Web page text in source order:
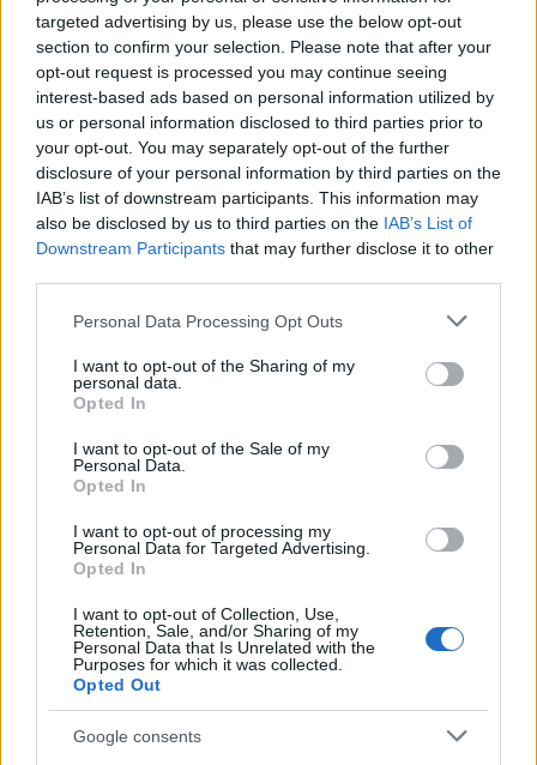
targeted advertising by us, please use the below opt-out
section to confirm your selection. Please note that after your
opt-out request is processed you may continue seeing
interest-based ads based on personal information utilized by
us or personal information disclosed to third parties prior to
your opt-out. You may separately opt-out of the further
disclosure of your personal information by third parties on the
IAB’s list of downstream participants. This information may
also be disclosed by us to third parties on the IAB’s List of
Downstream Participants that may further disclose it to other
Please note that this website/app uses one or more Google
not limited to your visit or usage behaviour. You may click to
grant or deny consent to Google and its third-party tags to
use your data for below specified purposes in below Google
consent section.
Personal Data Processing Opt Outs
I want to opt-out of the Sharing of my
personal data.
Opted In
I want to opt-out of the Sale of my
Personal Data.
Opted In
I want to opt-out of processing my
Personal Data for Targeted Advertising.
Opted In
I want to opt-out of Collection, Use,
Retention, Sale, and/or Sharing of my
Personal Data that Is Unrelated with the
Purposes for which it was collected.
Opted Out
Google consents
πάρουν την ευχή για τον γιο τους
5Τζο Μπάιντεν: «Ο καρκίνος έχει εξαπλωθεί,
είναι πολύ επώδυνο», λέει ο γιος του
Πιο σχολιασμένα
96 Βγήκαν ξανά τα μαχαίρια στην Ελπίδα
για τη Δημοκρατία: «Καρυστιανού,
Γρατσία και Γαλανός μετέτρεψαν το
κίνημα σε φοβικό αρχηγικό κόμμα»
Aναστέλλονται τα τακτικά ραντεβού του
Χανίων επειδή κλάπηκε το μηχανάκι του
γιατρού
916 προϊόντα στην εθνική πρωτοβουλία,
ανάμεσά τους 130 σχολικά
υποψήφιος βουλευτής του κόμματος –
Από τα διοικητικά της ΑΕΚ στην πολιτική
σκηνή
Στην Κρήτη ο Κυριάκος Μητσοτάκης,
συνεχίζει τις ολιγοήμερες διακοπές του –
Πού βρέθηκε το Σάββατο